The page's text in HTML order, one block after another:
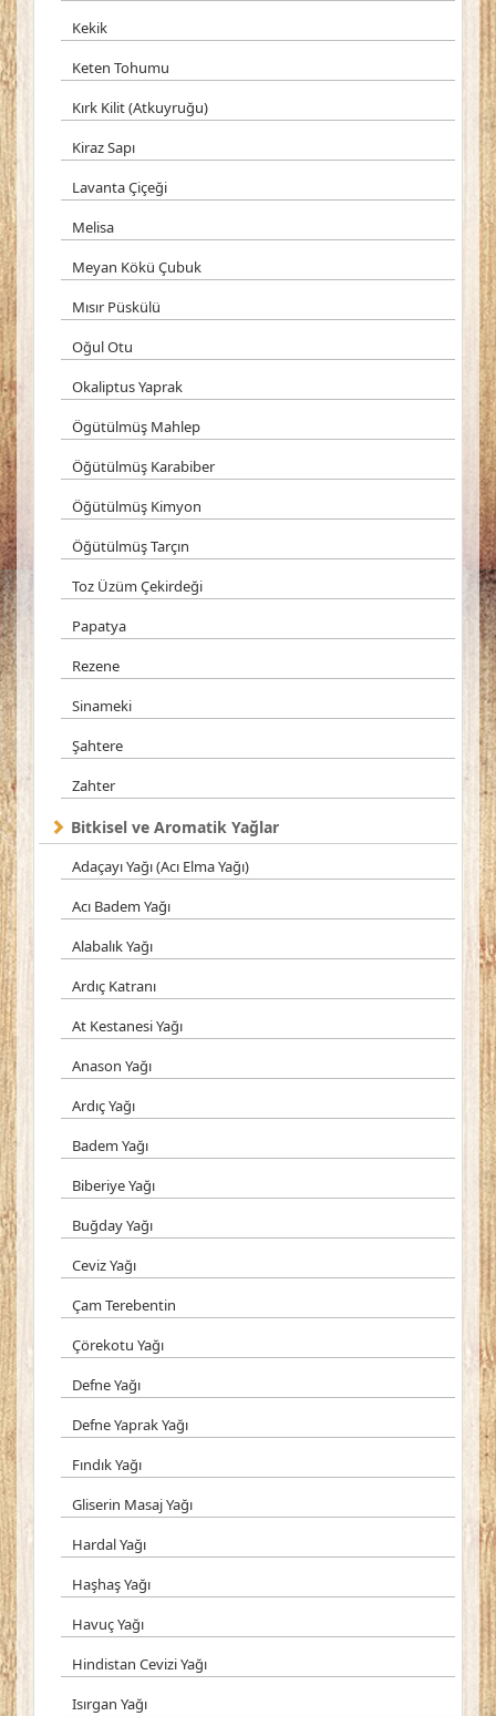
Kekik
Keten Tohumu
Kırk Kilit (Atkuyruğu)
Kiraz Sapı
Lavanta Çiçeği
Melisa
Meyan Kökü Çubuk
Mısır Püskülü
Oğul Otu
Okaliptus Yaprak
Ögütülmüş Mahlep
Öğütülmüş Karabiber
Öğütülmüş Kimyon
Öğütülmüş Tarçın
Toz Üzüm Çekirdeği
Papatya
Rezene
Sinameki
Şahtere
Zahter
Bitkisel ve Aromatik Yağlar
Adaçayı Yağı (Acı Elma Yağı)
Acı Badem Yağı
Alabalık Yağı
Ardıç Katranı
At Kestanesi Yağı
Anason Yağı
Ardıç Yağı
Badem Yağı
Biberiye Yağı
Buğday Yağı
Ceviz Yağı
Çam Terebentin
Çörekotu Yağı
Defne Yağı
Defne Yaprak Yağı
Fındık Yağı
Gliserin Masaj Yağı
Hardal Yağı
Haşhaş Yağı
Havuç Yağı
Hindistan Cevizi Yağı
Isırgan Yağı